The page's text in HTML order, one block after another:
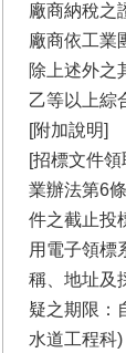
廠商納稅之
廠商依工業
除上述外之
乙等以上綜
[附加說明]
[招標文件
業辦法第6
件之截止投
用電子領標
稱、地址及
疑之期限：
水道工程科